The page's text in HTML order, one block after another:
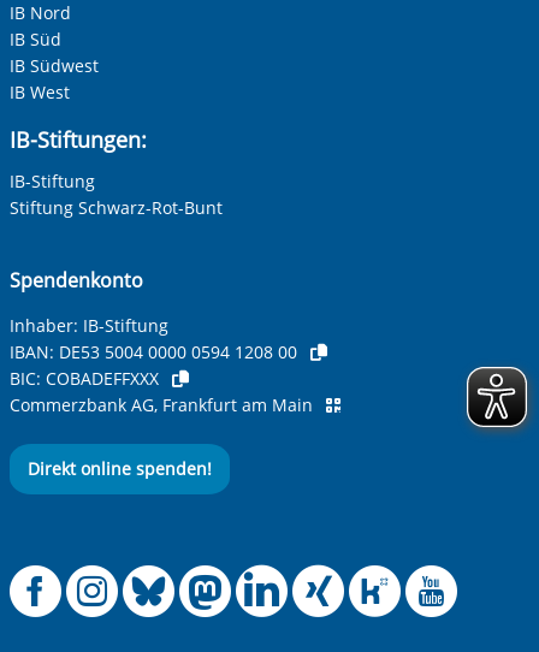
IB Nord
IB Süd
IB Südwest
IB West
IB-Stiftungen:
IB-Stiftung
Stiftung Schwarz-Rot-Bunt
Spendenkonto
Inhaber: IB-Stiftung
IBAN: DE53 5004 0000 0594 1208 00
BIC: COBADEFFXXX
Commerzbank AG, Frankfurt am Main
Direkt online spenden!
Offizielle
Offizielle
Offizielle
Offizielle
Offizielle